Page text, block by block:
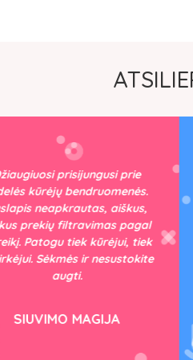
prisijungusi prie
kūrėjų bendruomenės.
neapkrautas, aiškus,
prekių filtravimas pagal
Patogu tiek kūrėjui, tiek
Sėkmės ir nesustokite
augti.
SIUVIMO MAGIJA